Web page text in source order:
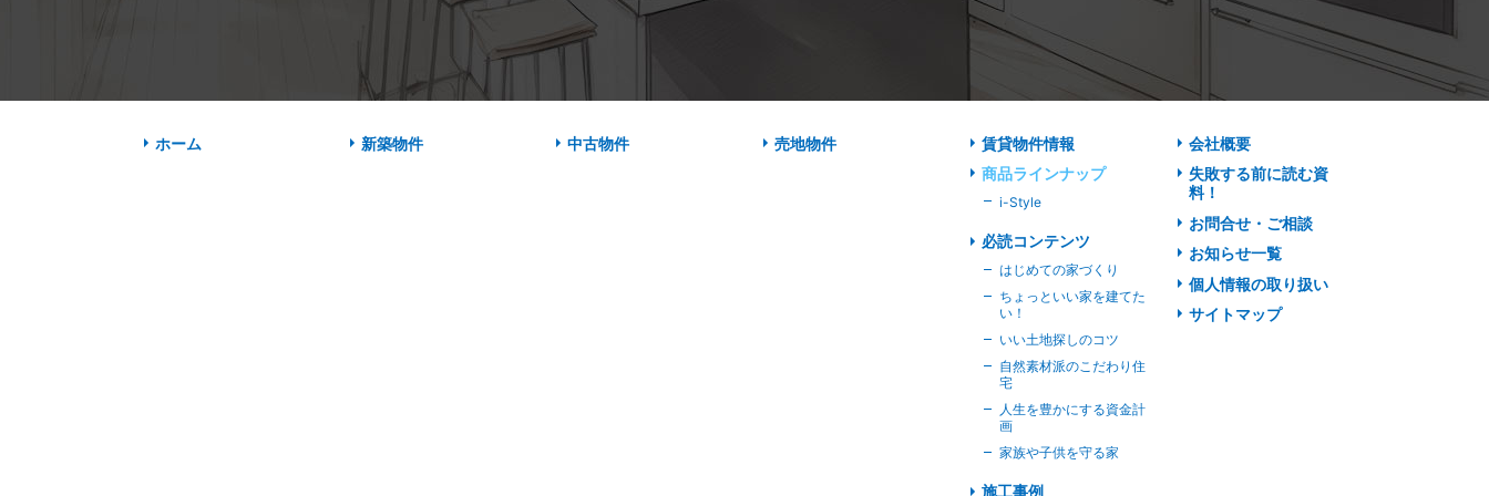
ホーム 新築物件 中古物件 売地物件
賃貸物件情報
商品ラインナップ
i-Style
必読コンテンツ
はじめての家づくり
ちょっといい家を建てた
い！
いい土地探しのコツ
自然素材派のこだわり住
宅
人生を豊かにする資金計
画
家族や子供を守る家
施工事例
会社概要
失敗する前に読む資
料！
お問合せ・ご相談
お知らせ一覧
個人情報の取り扱い
サイトマップ